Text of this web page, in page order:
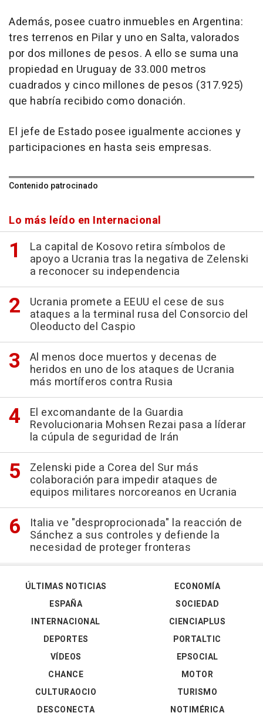
Además, posee cuatro inmuebles en Argentina:
tres terrenos en Pilar y uno en Salta, valorados
por dos millones de pesos. A ello se suma una
propiedad en Uruguay de 33.000 metros
cuadrados y cinco millones de pesos (317.925)
que habría recibido como donación.
El jefe de Estado posee igualmente acciones y
participaciones en hasta seis empresas.
Contenido patrocinado
Lo más leído en Internacional
La capital de Kosovo retira símbolos de
apoyo a Ucrania tras la negativa de Zelenski
a reconocer su independencia
Ucrania promete a EEUU el cese de sus
ataques a la terminal rusa del Consorcio del
Oleoducto del Caspio
Al menos doce muertos y decenas de
heridos en uno de los ataques de Ucrania
más mortíferos contra Rusia
El excomandante de la Guardia
Revolucionaria Mohsen Rezai pasa a líderar
la cúpula de seguridad de Irán
Zelenski pide a Corea del Sur más
colaboración para impedir ataques de
equipos militares norcoreanos en Ucrania
Italia ve "desproprocionada" la reacción de
Sánchez a sus controles y defiende la
necesidad de proteger fronteras
ÚLTIMAS NOTICIAS
ESPAÑA
INTERNACIONAL
DEPORTES
VÍDEOS
ECONOMÍA
SOCIEDAD
CIENCIAPLUS
PORTALTIC
EPSOCIAL
CHANCE
CULTURAOCIO
DESCONECTA
MOTOR
TURISMO
NOTIMÉRICA